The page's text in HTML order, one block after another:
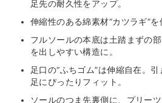
足先の耐久性をアップ。
伸縮性のある綿素材“カツラギ”を
フルソールの本底は土踏まずの
を出しやすい構造に。
足口の“ふちゴム”は伸縮自在。
足にぴったりフィット。
ソールのつま先裏側に、プリー